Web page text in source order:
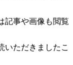
記事や画像も閲覧
いただきましたこ